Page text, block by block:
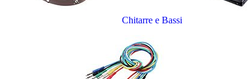
Chitarre e Bassi